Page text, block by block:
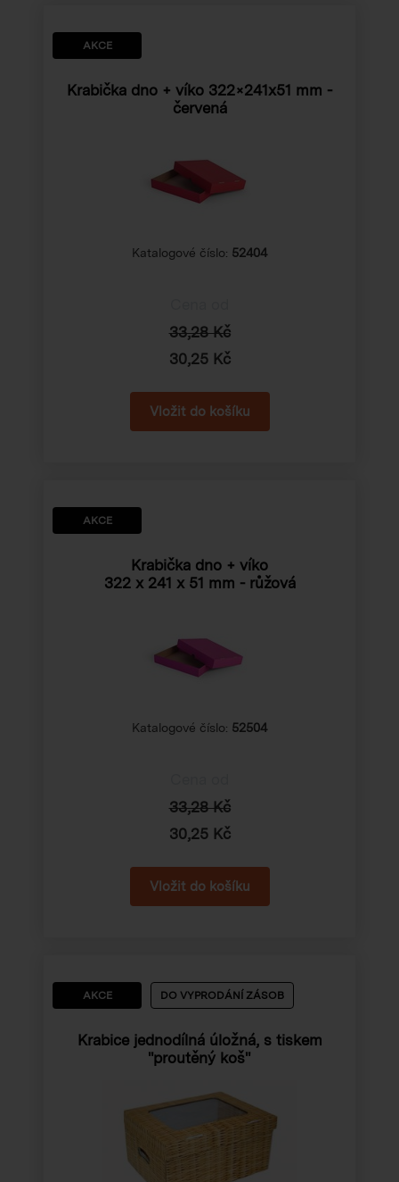
AKCE
Krabička dno + víko 322×241x51 mm -
červená
Katalogové číslo: 52404
33,28 Kč
30,25 Kč
AKCE
Krabička dno + víko
322 x 241 x 51 mm - růžová
Katalogové číslo: 52504
33,28 Kč
30,25 Kč
AKCE DO VYPRODÁNÍ ZÁSOB
Krabice jednodílná úložná, s tiskem
"proutěný koš"